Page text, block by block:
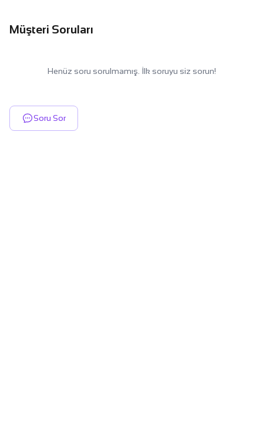
Müşteri Soruları
Henüz soru sorulmamış. İlk soruyu siz sorun!
Soru Sor